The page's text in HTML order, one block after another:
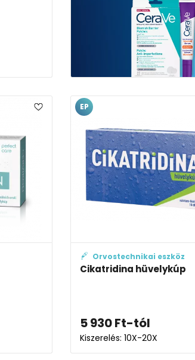
Orvostechnikai eszköz
Cikatridina hüvelykúp
5 930Ft-tól
Kiszerelés: 10X-20X
EP